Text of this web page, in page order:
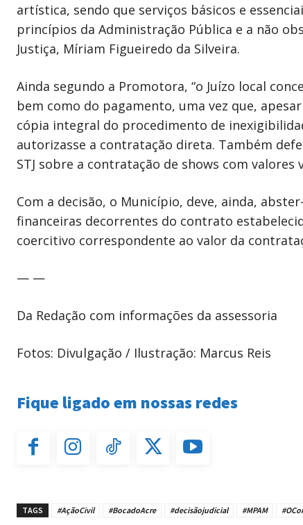
artística, sendo que serviços básicos e
princípios da Administração Pública e a não
Justiça, Míriam Figueiredo da Silveira.
Ainda segundo a Promotora, “o Juízo local
bem como do pagamento, uma vez que,
cópia integral do procedimento de
autorizasse a contratação direta. Também
STJ sobre a contratação de shows com
Com a decisão, o Município, deve, ainda,
financeiras decorrentes do contrato
coercitivo correspondente ao valor da
— —
Da Redação com informações da assessoria
Fotos: Divulgação / Ilustração: Marcus Reis
Fique ligado em nossas redes
TAGS #AçãoCivil #BocadoAcre #decisãojudicial #MPAM